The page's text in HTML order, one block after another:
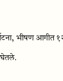
भीषण आगीत
घेतले.